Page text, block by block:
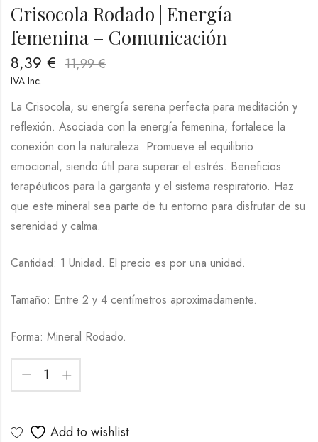
Crisocola Rodado | Energía
femenina – Comunicación
8,39 € 11,99€
IVA Inc.
La Crisocola, su energía serena perfecta para meditación y
reflexión. Asociada con la energía femenina, fortalece la
conexión con la naturaleza. Promueve el equilibrio
emocional, siendo útil para superar el estrés. Beneficios
terapéuticos para la garganta y el sistema respiratorio. Haz
que este mineral sea parte de tu entorno para disfrutar de su
serenidad y calma.
Cantidad: 1 Unidad. El precio es por una unidad.
Tamaño: Entre 2 y 4 centímetros aproximadamente.
Forma: Mineral Rodado.
Add to wishlist